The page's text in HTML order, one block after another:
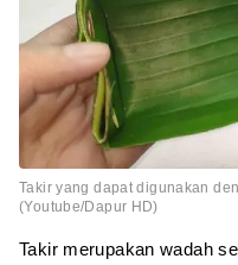
Takir yang dapat digunakan
(Youtube/Dapur HD)
Takir merupakan wadah